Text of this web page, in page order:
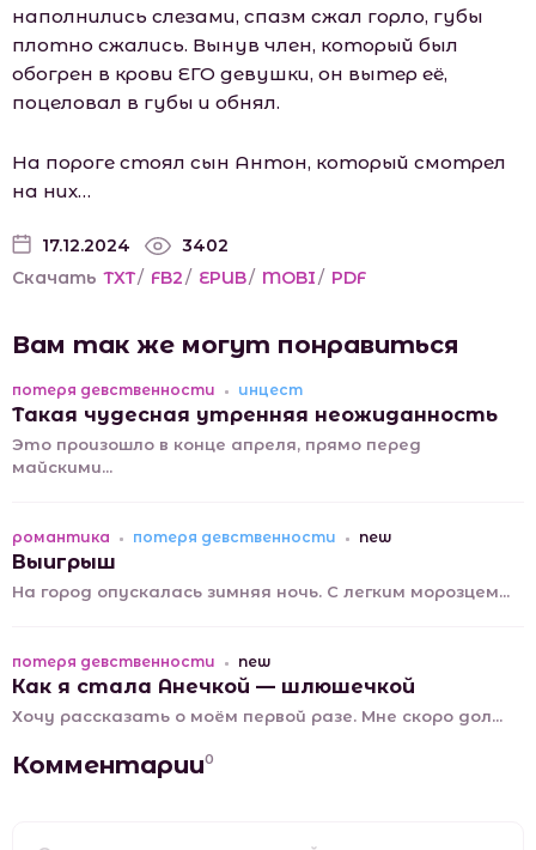
наполнились слезами, спазм сжал горло, губы
плотно сжались. Вынув член, который был
обогрен в крови ЕГО девушки, он вытер её,
поцеловал в губы и обнял.
На пороге стоял сын Антон, который смотрел
на них…
17.12.2024
3402
Скачать TXT/ FB2/ EPUB/ MOBI/ PDF
Вам так же могут понравиться
потеря девственности инцест
Такая чудесная утренняя неожиданность
Это произошло в конце апреля, прямо перед
майскими...
романтика потеря девственности new
Выигрыш
На город опускалась зимняя ночь. С легким морозцем...
потеря девственности new
Как я стала Анечкой — шлюшечкой
Хочу рассказать о моём первой разе. Мне скоро дол...
Комментарии0